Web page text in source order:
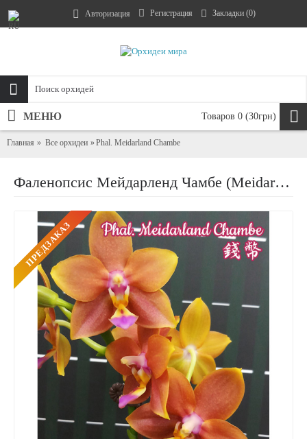
Авторизация Регистрация Закладки (0)
Товаров 0 (30грн)
МЕНЮ
Главная Все орхидеи Phal. Meidarland Chambe
Фаленопсис Мейдарленд Чамбе (Meidarland Chambe)
ПРЕДЗАКАЗ